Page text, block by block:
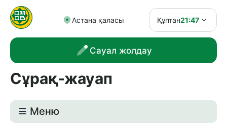
Астана қаласы Құптан21:47
Сауал жолдау
Сұрақ-жауап
Meню